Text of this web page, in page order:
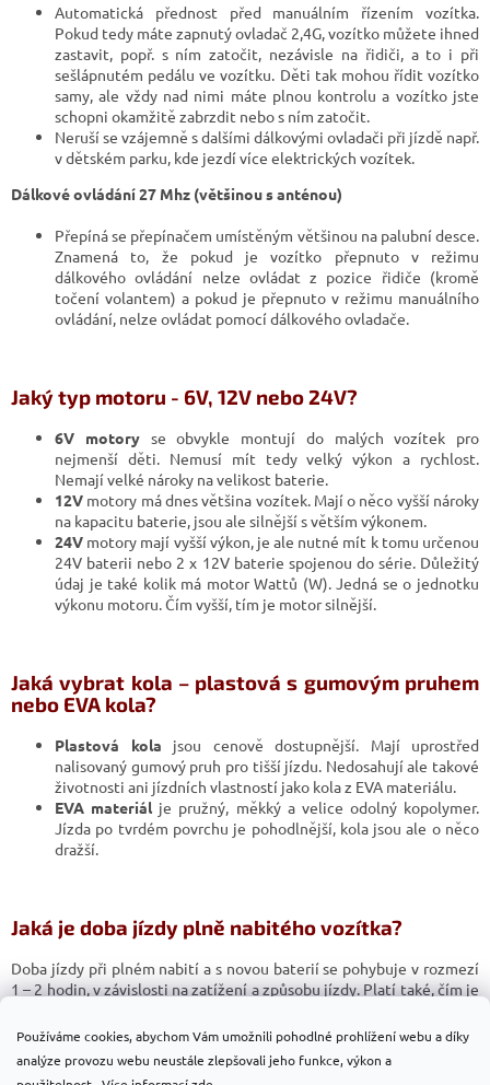
Používáme cookies, abychom Vám umožnili pohodlné prohlížení webu a díky
analýze provozu webu neustále zlepšovali jeho funkce, výkon a
Automatická přednost před manuálním řízením vozítka.
Pokud tedy máte zapnutý ovladač 2,4G, vozítko můžete ihned
zastavit, popř. s ním zatočit, nezávisle na řidiči, a to i při
sešlápnutém pedálu ve vozítku. Děti tak mohou řídit vozítko
samy, ale vždy nad nimi máte plnou kontrolu a vozítko jste
schopni okamžitě zabrzdit nebo s ním zatočit.
Neruší se vzájemně s dalšími dálkovými ovladači při jízdě např.
v dětském parku, kde jezdí více elektrických vozítek.
Dálkové ovládání 27 Mhz (většinou s anténou)
Přepíná se přepínačem umístěným většinou na palubní desce.
Znamená to, že pokud je vozítko přepnuto v režimu
dálkového ovládání nelze ovládat z pozice řidiče (kromě
točení volantem) a pokud je přepnuto v režimu manuálního
ovládání, nelze ovládat pomocí dálkového ovladače.
Jaký typ motoru - 6V, 12V nebo 24V?
6V motoryse obvykle montují do malých vozítek pro
nejmenší děti. Nemusí mít tedy velký výkon a rychlost.
Nemají velké nároky na velikost baterie.
12V motory má dnes většina vozítek. Mají o něco vyšší nároky
na kapacitu baterie, jsou ale silnější s větším výkonem.
24V motory mají vyšší výkon, je ale nutné mít k tomu určenou
24V baterii nebo 2 x 12V baterie spojenou do série. Důležitý
údaj je také kolik má motor Wattů (W). Jedná se o jednotku
výkonu motoru. Čím vyšší, tím je motor silnější.
Jaká vybrat kola – plastová s gumovým pruhem
nebo EVA kola?
Plastová kola jsou cenově dostupnější. Mají uprostřed
nalisovaný gumový pruh pro tišší jízdu. Nedosahují ale takové
životnosti ani jízdních vlastností jako kola z EVA materiálu.
EVA materiálje pružný, měkký a velice odolný kopolymer.
Jízda po tvrdém povrchu je pohodlnější, kola jsou ale o něco
dražší.
Jaká je doba jízdy plně nabitého vozítka?
Doba jízdy při plném nabití a s novou baterií se pohybuje v rozmezí
1 – 2 hodin, v závislosti na zatížení a způsobu jízdy. Platí také, čím je
vozítko se dvěma nebo čtyřmi motory.